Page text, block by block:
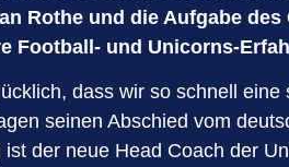
Rothe und die Aufgabe
Football- und Unicorns-
dass wir so schnell
seinen Abschied vom
der neue Head Coach der